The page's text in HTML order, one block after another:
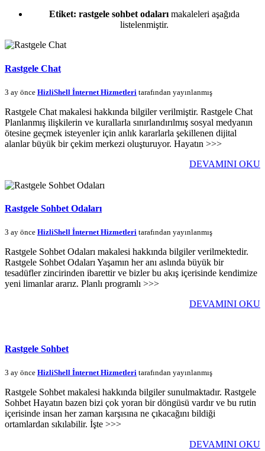
Etiket: rastgele sohbet odaları makaleleri aşağıda
listelenmiştir.
Rastgele Chat
3 ay önce HizliShell İnternet Hizmetleri tarafından yayınlanmış
Rastgele Chat makalesi hakkında bilgiler verilmiştir. Rastgele Chat
Planlanmış ilişkilerin ve kurallarla sınırlandırılmış sosyal medyanın
ötesine geçmek isteyenler için anlık kararlarla şekillenen dijital
alanlar büyük bir çekim merkezi oluşturuyor. Hayatın >>>
DEVAMINI OKU
Rastgele Sohbet Odaları
3 ay önce HizliShell İnternet Hizmetleri tarafından yayınlanmış
Rastgele Sohbet Odaları makalesi hakkında bilgiler verilmektedir.
Rastgele Sohbet Odaları Yaşamın her anı aslında büyük bir
tesadüfler zincirinden ibarettir ve bizler bu akış içerisinde kendimize
yeni limanlar ararız. Planlı programlı >>>
DEVAMINI OKU
Rastgele Sohbet
3 ay önce HizliShell İnternet Hizmetleri tarafından yayınlanmış
Rastgele Sohbet makalesi hakkında bilgiler sunulmaktadır. Rastgele
Sohbet Hayatın bazen bizi çok yoran bir döngüsü vardır ve bu rutin
içerisinde insan her zaman karşısına ne çıkacağını bildiği
ortamlardan sıkılabilir. İşte >>>
DEVAMINI OKU